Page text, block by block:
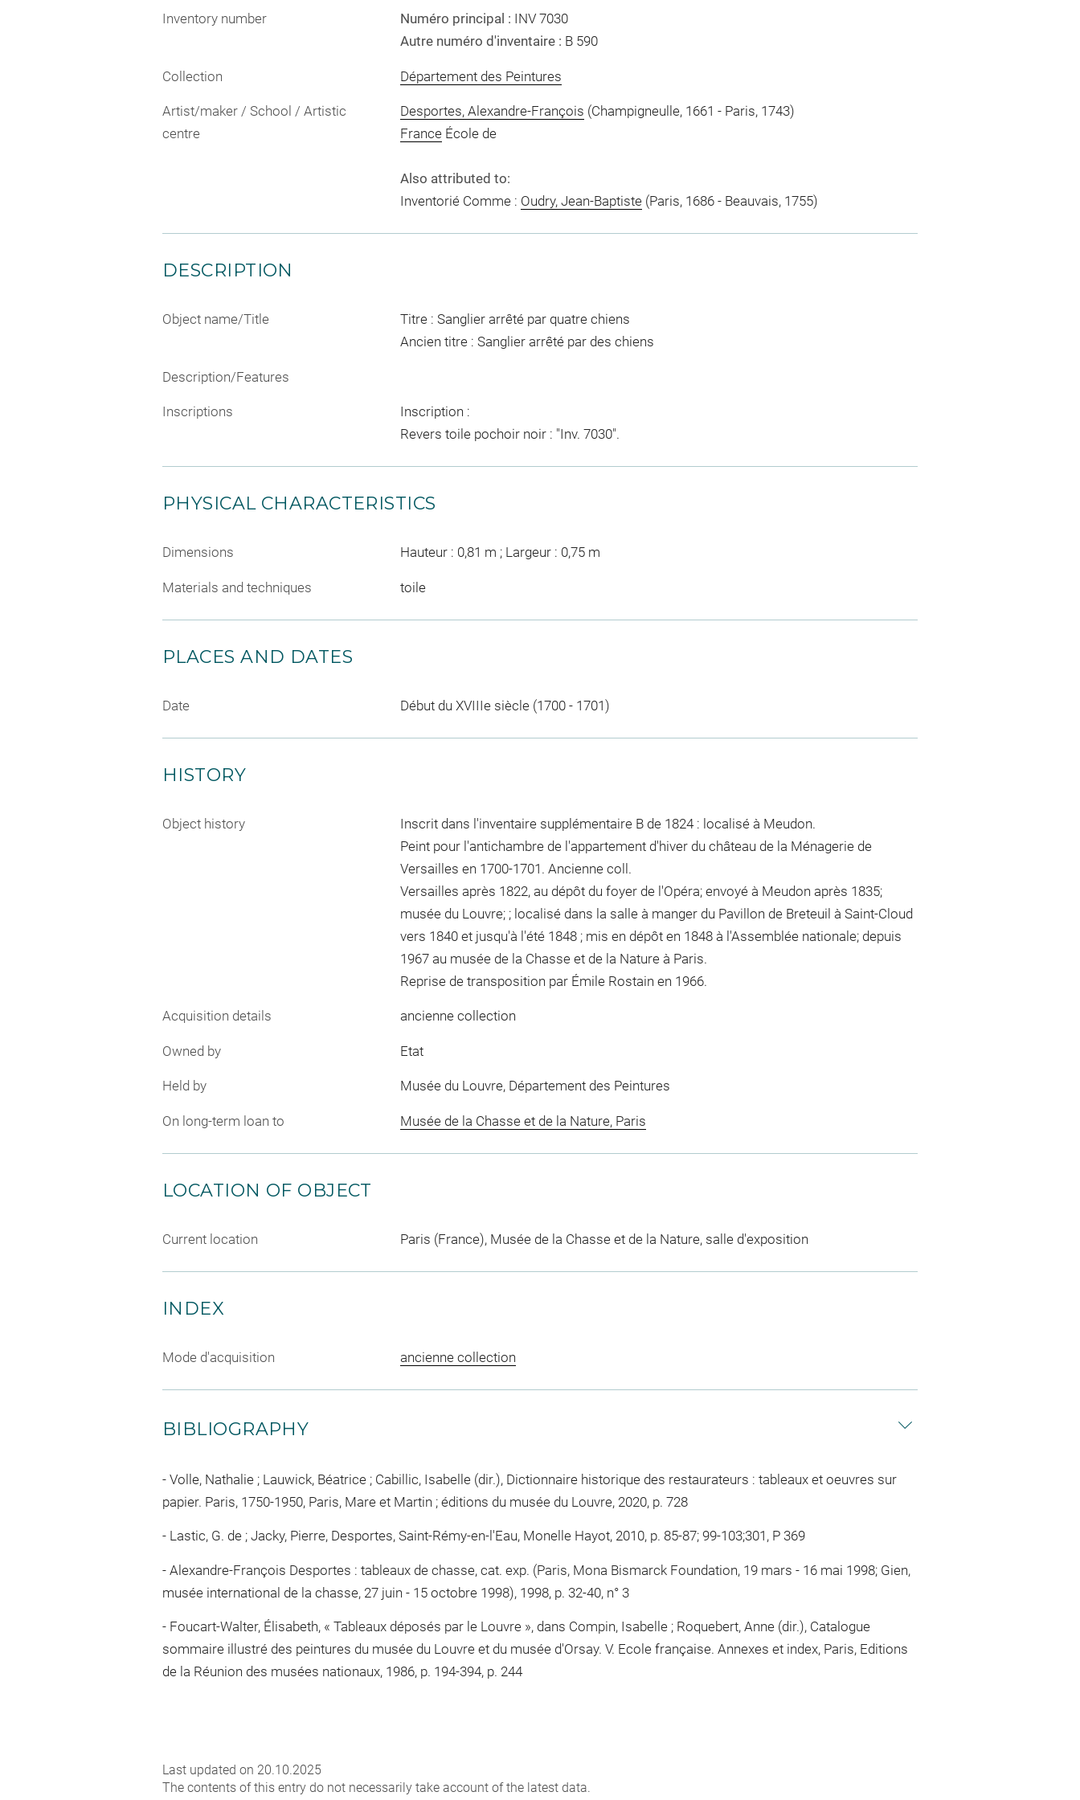
Inventory number Numéro principal : INV 7030
Autre numéro d'inventaire : B 590
Collection Département des Peintures
Artist/maker / School / Artistic
centre
Desportes, Alexandre-François (Champigneulle, 1661 - Paris, 1743)
FranceÉcole de
Also attributed to:
Inventorié Comme : Oudry, Jean-Baptiste(Paris, 1686 - Beauvais, 1755)
DESCRIPTION
Object name/Title
Titre : Sanglier arrêté par quatre chiens
Ancien titre : Sanglier arrêté par des chiens
Description/Features
Inscriptions
Inscription :
Revers toile pochoir noir : "Inv. 7030".
PHYSICAL CHARACTERISTICS
Dimensions Hauteur : 0,81 m ; Largeur : 0,75 m
Materials and techniques toile
PLACES AND DATES
Date Début du XVIIIe siècle (1700 - 1701)
HISTORY
Object history
Inscrit dans l'inventaire supplémentaire B de 1824 : localisé à Meudon.
Peint pour l'antichambre de l'appartement d'hiver du château de la Ménagerie de
Versailles en 1700-1701. Ancienne coll.
Versailles après 1822, au dépôt du foyer de l'Opéra; envoyé à Meudon après 1835;
musée du Louvre; ; localisé dans la salle à manger du Pavillon de Breteuil à Saint-Cloud
vers 1840 et jusqu'à l'été 1848 ; mis en dépôt en 1848 à l'Assemblée nationale; depuis
1967 au musée de la Chasse et de la Nature à Paris.
Reprise de transposition par Émile Rostain en 1966.
Acquisition details ancienne collection
Owned by Etat
Held by Musée du Louvre, Département des Peintures
On long-term loan to Musée de la Chasse et de la Nature, Paris
LOCATION OF OBJECT
Current location Paris (France), Musée de la Chasse et de la Nature, salle d'exposition
INDEX
Mode d'acquisition ancienne collection
BIBLIOGRAPHY
Volle, Nathalie ; Lauwick, Béatrice ; Cabillic, Isabelle (dir.), Dictionnaire historique des restaurateurs : tableaux et oeuvres sur
papier. Paris, 1750-1950, Paris, Mare et Martin ; éditions du musée du Louvre, 2020, p. 728
Lastic, G. de ; Jacky, Pierre, Desportes, Saint-Rémy-en-l'Eau, Monelle Hayot, 2010, p. 85-87; 99-103;301, P 369
Alexandre-François Desportes : tableaux de chasse, cat. exp. (Paris, Mona Bismarck Foundation, 19 mars - 16 mai 1998; Gien,
musée international de la chasse, 27 juin - 15 octobre 1998), 1998, p. 32-40, n° 3
Foucart-Walter, Élisabeth, « Tableaux déposés par le Louvre », dans Compin, Isabelle ; Roquebert, Anne (dir.), Catalogue
sommaire illustré des peintures du musée du Louvre et du musée d'Orsay. V. Ecole française. Annexes et index, Paris, Editions
de la Réunion des musées nationaux, 1986, p. 194-394, p. 244
Last updated on 20.10.2025
The contents of this entry do not necessarily take account of the latest data.